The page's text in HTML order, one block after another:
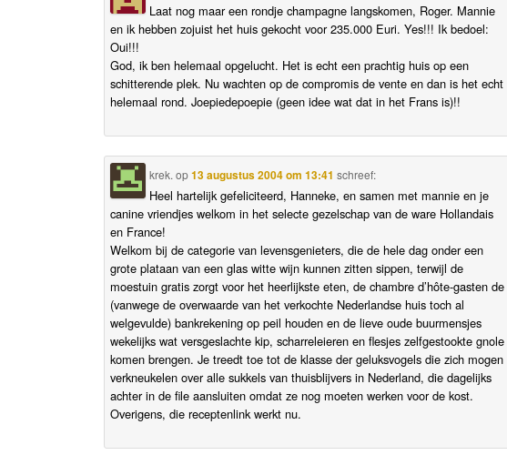
Laat nog maar een rondje champagne langskomen, Roger. Mannie
en ik hebben zojuist het huis gekocht voor 235.000 Euri. Yes!!! Ik bedoel:
Oui!!!
God, ik ben helemaal opgelucht. Het is echt een prachtig huis op een
schitterende plek. Nu wachten op de compromis de vente en dan is het echt
helemaal rond. Joepiedepoepie (geen idee wat dat in het Frans is)!!
krek. op13 augustus 2004 om 13:41 schreef:
Heel hartelijk gefeliciteerd, Hanneke, en samen met mannie en je
canine vriendjes welkom in het selecte gezelschap van de ware Hollandais
en France!
Welkom bij de categorie van levensgenieters, die de hele dag onder een
grote plataan van een glas witte wijn kunnen zitten sippen, terwijl de
moestuin gratis zorgt voor het heerlijkste eten, de chambre d’hôte-gasten de
(vanwege de overwaarde van het verkochte Nederlandse huis toch al
welgevulde) bankrekening op peil houden en de lieve oude buurmensjes
wekelijks wat versgeslachte kip, scharreleieren en flesjes zelfgestookte gnole
komen brengen. Je treedt toe tot de klasse der geluksvogels die zich mogen
verkneukelen over alle sukkels van thuisblijvers in Nederland, die dagelijks
achter in de file aansluiten omdat ze nog moeten werken voor de kost.
Overigens, die receptenlink werkt nu.